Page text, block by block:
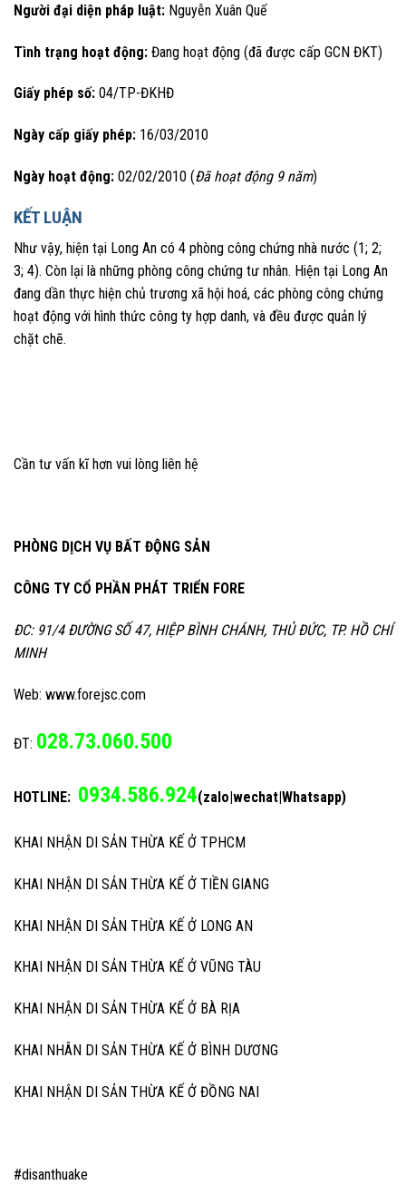
Người đại diện pháp luật: Nguyễn Xuân Quế
Tình trạng hoạt động: Đang hoạt động (đã được cấp GCN ĐKT)
Giấy phép số: 04/TP-ĐKHĐ
Ngày cấp giấy phép: 16/03/2010
Ngày hoạt động: 02/02/2010 (Đã hoạt động 9 năm)
KẾT LUẬN
Như vậy, hiện tại Long An có 4 phòng công chứng nhà nước (1; 2;
3; 4). Còn lại là những phòng công chứng tư nhân. Hiện tại Long An
đang dần thực hiện chủ trương xã hội hoá, các phòng công chứng
hoạt động với hình thức công ty hợp danh, và đều được quản lý
chặt chẽ.
Cần tư vấn kĩ hơn vui lòng liên hệ
PHÒNG DỊCH VỤ BẤT ĐỘNG SẢN
CÔNG TY CỔ PHẦN PHÁT TRIỂN FORE
ĐC: 91/4 ĐƯỜNG SỐ 47, HIỆP BÌNH CHÁNH, THỦ ĐỨC, TP. HỒ CHÍ
MINH
Web: www.forejsc.com
ĐT: 028.73.060.500
HOTLINE: 0934.586.924(zalo|wechat|Whatsapp)
KHAI NHẬN DI SẢN THỪA KẾ Ở TPHCM
KHAI NHẬN DI SẢN THỪA KẾ Ở TIỀN GIANG
KHAI NHẬN DI SẢN THỪA KẾ Ở LONG AN
KHAI NHẬN DI SẢN THỪA KẾ Ở VŨNG TÀU
KHAI NHẬN DI SẢN THỪA KẾ Ở BÀ RỊA
KHAI NHÂN DI SẢN THỪA KẾ Ở BÌNH DƯƠNG
KHAI NHẬN DI SẢN THỪA KẾ Ở ĐỒNG NAI
#disanthuake